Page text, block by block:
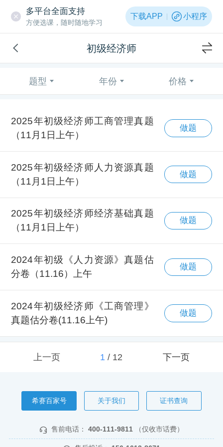
多平台全面支持
方便选课，随时随地学习
下载APP 小程序
初级经济师
题型 年份 价格
2025年初级经济师工商管理真题
（11月1日上午）
做题
2025年初级经济师人力资源真题
（11月1日上午）
做题
2025年初级经济师经济基础真题
（11月1日上午）
做题
2024年初级《人力资源》真题估
分卷（11.16）上午
做题
2024年初级经济师《工商管理》
真题估分卷(11.16上午)
做题
上一页 1/ 12 下一页
希赛百家号 关于我们 证书查询
售前电话： 400-111-9811 （仅收市话费）